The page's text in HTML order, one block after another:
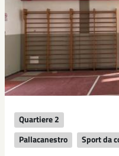
Quartiere 2
Pallacanestro
Sport da